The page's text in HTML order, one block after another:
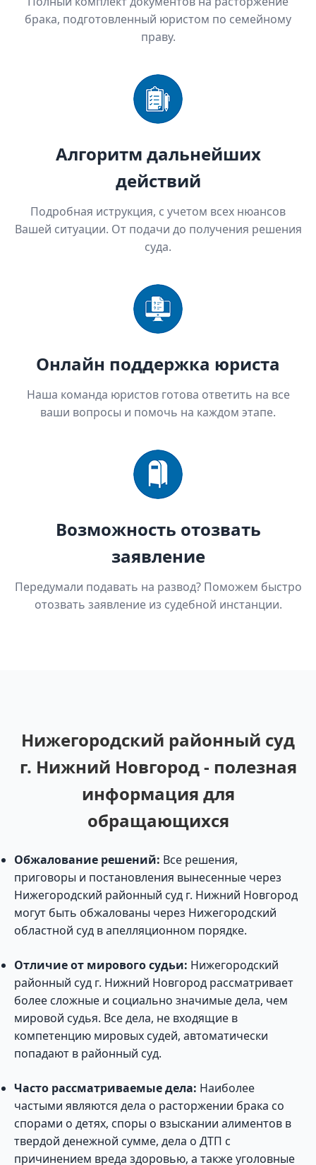
брака, подготовленный юристом по семейному
праву.
Алгоритм дальнейших
действий
Подробная иструкция, с учетом всех нюансов
Вашей ситуации. От подачи до получения решения
суда.
Онлайн поддержка юриста
Наша команда юристов готова ответить на все
ваши вопросы и помочь на каждом этапе.
Возможность отозвать
заявление
Передумали подавать на развод? Поможем быстро
отозвать заявление из судебной инстанции.
Нижегородский районный суд
г. Нижний Новгород - полезная
информация для
обращающихся
Обжалование решений: Все решения,
приговоры и постановления вынесенные через
Нижегородский районный суд г. Нижний Новгород
могут быть обжалованы через Нижегородский
областной суд в апелляционном порядке.
Отличие от мирового судьи: Нижегородский
районный суд г. Нижний Новгород рассматривает
более сложные и социально значимые дела, чем
мировой судья. Все дела, не входящие в
компетенцию мировых судей, автоматически
попадают в районный суд.
Часто рассматриваемые дела: Наиболее
частыми являются дела о расторжении брака со
спорами о детях, споры о взыскании алиментов в
твердой денежной сумме, дела о ДТП с
причинением вреда здоровью, а также уголовные